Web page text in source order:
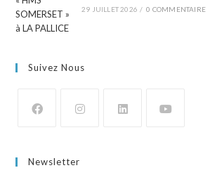
29 JUILLET 2026 / 0 COMMENTAIRE
Suivez Nous
Newsletter